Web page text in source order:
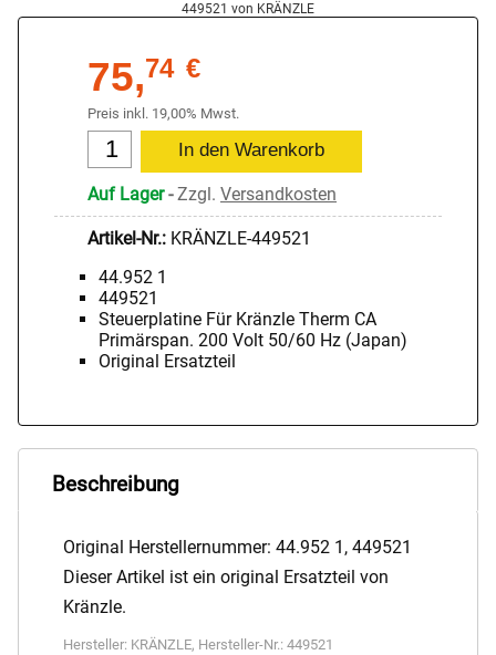
449521 von KRÄNZLE
75,74 €
Preis inkl. 19,00% Mwst.
Auf Lager-Zzgl. Versandkosten
Artikel-Nr.: KRÄNZLE-449521
44.952 1
449521
Steuerplatine Für Kränzle Therm CA
Primärspan. 200 Volt 50/60 Hz (Japan)
Original Ersatzteil
Beschreibung
Original Herstellernummer: 44.952 1, 449521
Dieser Artikel ist ein original Ersatzteil von
Kränzle.
Hersteller: KRÄNZLE, Hersteller-Nr.: 449521